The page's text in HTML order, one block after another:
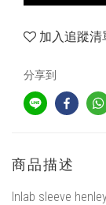
加入追蹤清
分享到
商品描述
Inlab sleeve